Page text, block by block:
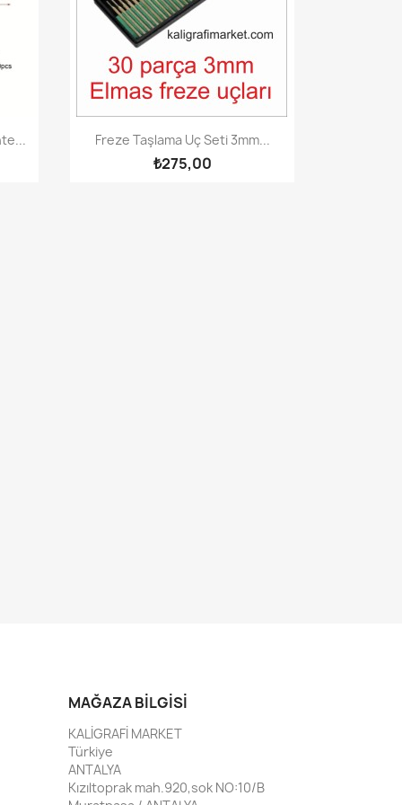
Hızlı Görünüm
Freze Taşlama Uç Seti 3mm...
₺275,00
MAĞAZA BILGISI
KALİGRAFİ MARKET
Türkiye
ANTALYA
Kızıltoprak mah.920,sok NO:10/B